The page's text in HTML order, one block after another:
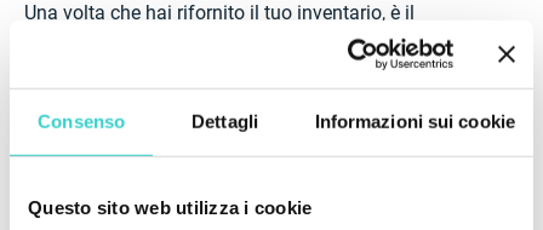
Consenso Dettagli Informazioni sui cookie
Questo sito web utilizza i cookie
Una volta che hai rifornito il tuo inventario, è il
momento di controllare le condizioni estetiche e
NSYS
Autogradingviene alla luce: valuta le condizioni
esterne dei tuoi dispositivi con l'aiuto dell'Intelligenza
progettati per testare i telefoni, cancellare i dati,